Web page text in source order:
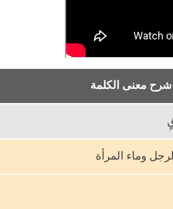
شرح معنى الكلمة
وماء المرأة